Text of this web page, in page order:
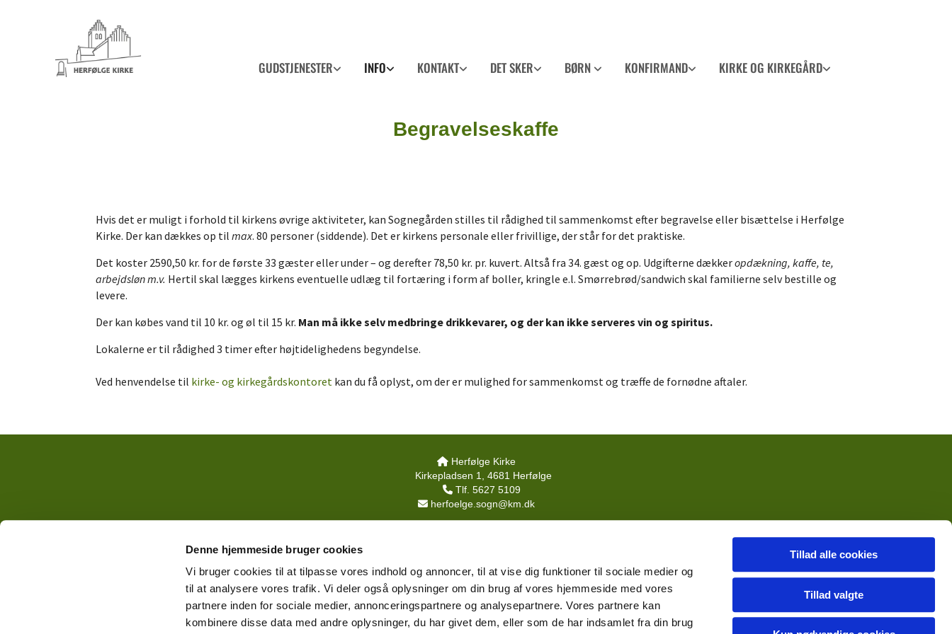
Denne hjemmeside bruger cookies
Vi bruger cookies til at tilpasse vores indhold og annoncer, til at vise dig funktioner til sociale medier og
til at analysere vores trafik. Vi deler også oplysninger om din brug af vores hjemmeside med vores
partnere inden for sociale medier, annonceringspartnere og analysepartnere. Vores partnere kan
kombinere disse data med andre oplysninger, du har givet dem, eller som de har indsamlet fra din brug
Tillad alle cookies
Tillad valgte
GUDSTJENESTER INFO KONTAKT DET SKER BØRN KONFIRMAND KIRKE OG KIRKEGÅRD
Begravelseskaffe
Hvis det er muligt i forhold til kirkens øvrige aktiviteter, kan Sognegården stilles til rådighed til sammenkomst efter begravelse eller bisættelse i Herfølge
Kirke. Der kan dækkes op til max. 80 personer (siddende). Det er kirkens personale eller frivillige, der står for det praktiske.
Det koster 2590,50 kr. for de første 33 gæster eller under – og derefter 78,50 kr. pr. kuvert. Altså fra 34. gæst og op. Udgifterne dækkeropdækning, kaffe, te,
arbejdsløn m.v. Hertil skal lægges kirkens eventuelle udlæg til fortæring i form af boller, kringle e.l. Smørrebrød/sandwich skal familierne selv bestille og
levere.
Der kan købes vand til 10 kr. og øl til 15 kr. Man må ikke selv medbringe drikkevarer, og der kan ikke serveres vin og spiritus.
Lokalerne er til rådighed 3 timer efter højtidelighedens begyndelse.
Ved henvendelse til kirke- og kirkegårdskontoret kan du få oplyst, om der er mulighed for sammenkomst og træffe de fornødne aftaler.
Herfølge Kirke
Kirkepladsen 1, 4681 Herfølge
 Tlf. 5627 5109
herfoelge.sogn@km.dk
Privatlivspolitik Log på ChurchDesk